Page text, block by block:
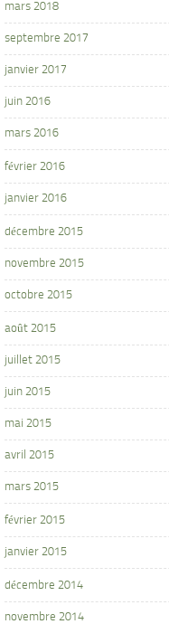
mars 2018
septembre 2017
janvier 2017
juin 2016
mars 2016
février 2016
janvier 2016
décembre 2015
novembre 2015
octobre 2015
août 2015
juillet 2015
juin 2015
mai 2015
avril 2015
mars 2015
février 2015
janvier 2015
décembre 2014
novembre 2014